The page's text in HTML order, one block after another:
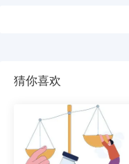
猜你喜欢